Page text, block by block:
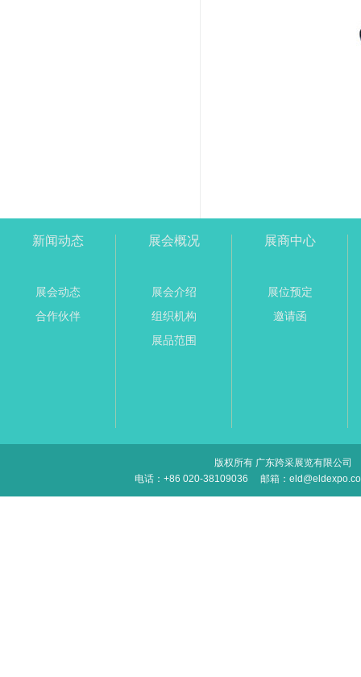
新闻动态
展会动态
合作伙伴
展会概况
展会介绍
组织机构
展品范围
展商中心
展位预定
邀请函
版权所有 广东跨采展览有限公司
电话：+86 020-38109036
邮箱：